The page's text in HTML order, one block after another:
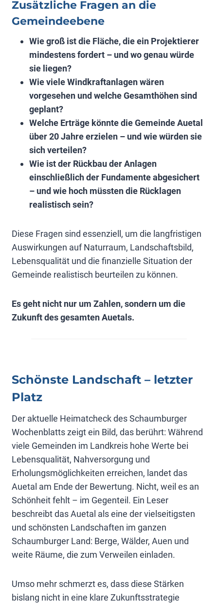
Zusätzliche Fragen an die
Gemeindeebene
Wie groß ist die Fläche, die ein Projektierer
mindestens fordert – und wo genau würde
sie liegen?
Wie viele Windkraftanlagen wären
vorgesehen und welche Gesamthöhen sind
geplant?
Welche Erträge könnte die Gemeinde Auetal
über 20 Jahre erzielen – und wie würden sie
sich verteilen?
Wie ist der Rückbau der Anlagen
einschließlich der Fundamente abgesichert
– und wie hoch müssten die Rücklagen
realistisch sein?
Diese Fragen sind essenziell, um die langfristigen
Auswirkungen auf Naturraum, Landschaftsbild,
Lebensqualität und die finanzielle Situation der
Gemeinde realistisch beurteilen zu können.
Es geht nicht nur um Zahlen, sondern um die
Zukunft des gesamten Auetals.
Schönste Landschaft – letzter
Platz
Der aktuelle Heimatcheck des Schaumburger
Wochenblatts zeigt ein Bild, das berührt: Während
viele Gemeinden im Landkreis hohe Werte bei
Lebensqualität, Nahversorgung und
Erholungsmöglichkeiten erreichen, landet das
Auetal am Ende der Bewertung. Nicht, weil es an
Schönheit fehlt – im Gegenteil. Ein Leser
beschreibt das Auetal als eine der vielseitigsten
und schönsten Landschaften im ganzen
Schaumburger Land: Berge, Wälder, Auen und
weite Räume, die zum Verweilen einladen.
Umso mehr schmerzt es, dass diese Stärken
bislang nicht in eine klare Zukunftsstrategie